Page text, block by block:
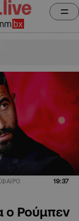
19:37
ο Ρούμπεν